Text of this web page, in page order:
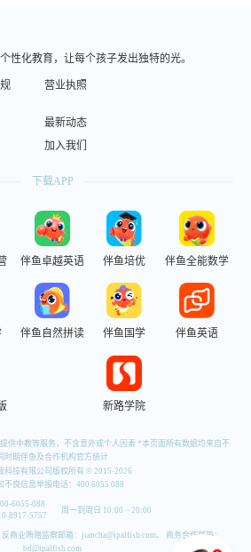
性化教育，让每个孩子发出独特的光。
营业执照
最新动态
加入我们
下载APP
伴鱼卓越英语 伴鱼培优 伴鱼全能数学
伴鱼自然拼读 伴鱼国学 伴鱼英语
新路学院
供中教等服务，不含意外或个人因素 *本页面所有数据均来自不
时期伴鱼及合作机构官方统计
科技有限公司 版权所有 © 2015-2026
不良信息举报电话： 400 6055 088
6055-088
8917-5757
周一到周日 10:00 ~ 20:00
反商业贿赂监察邮箱： jiancha@ipalfish.com、 商务合作邮箱：
bd@ipalfish.com